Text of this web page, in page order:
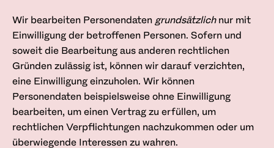
Wir bearbeiten Personendaten grundsätzlichnur mit
Einwilligung der betroffenen Personen. Sofern und
soweit die Bearbeitung aus anderen rechtlichen
Gründen zulässig ist, können wir darauf verzichten,
eine Einwilligung einzuholen. Wir können
Personendaten beispielsweise ohne Einwilligung
bearbeiten, um einen Vertrag zu erfüllen, um
rechtlichen Verpflichtungen nachzukommen oder um
überwiegende Interessen zu wahren.